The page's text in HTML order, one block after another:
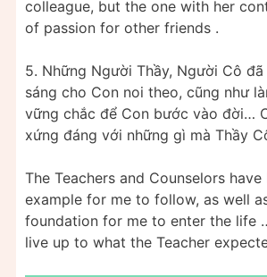
colleague, but the one with her
of passion for other friends .
5. Những Người Thầy, Người Cô
sáng cho Con noi theo, cũng như
vững chắc để Con bước vào đời…
xứng đáng với những gì mà Thầy
The Teachers and Counselors
example for me to follow, as well
foundation for me to enter the life
live up to what the Teacher